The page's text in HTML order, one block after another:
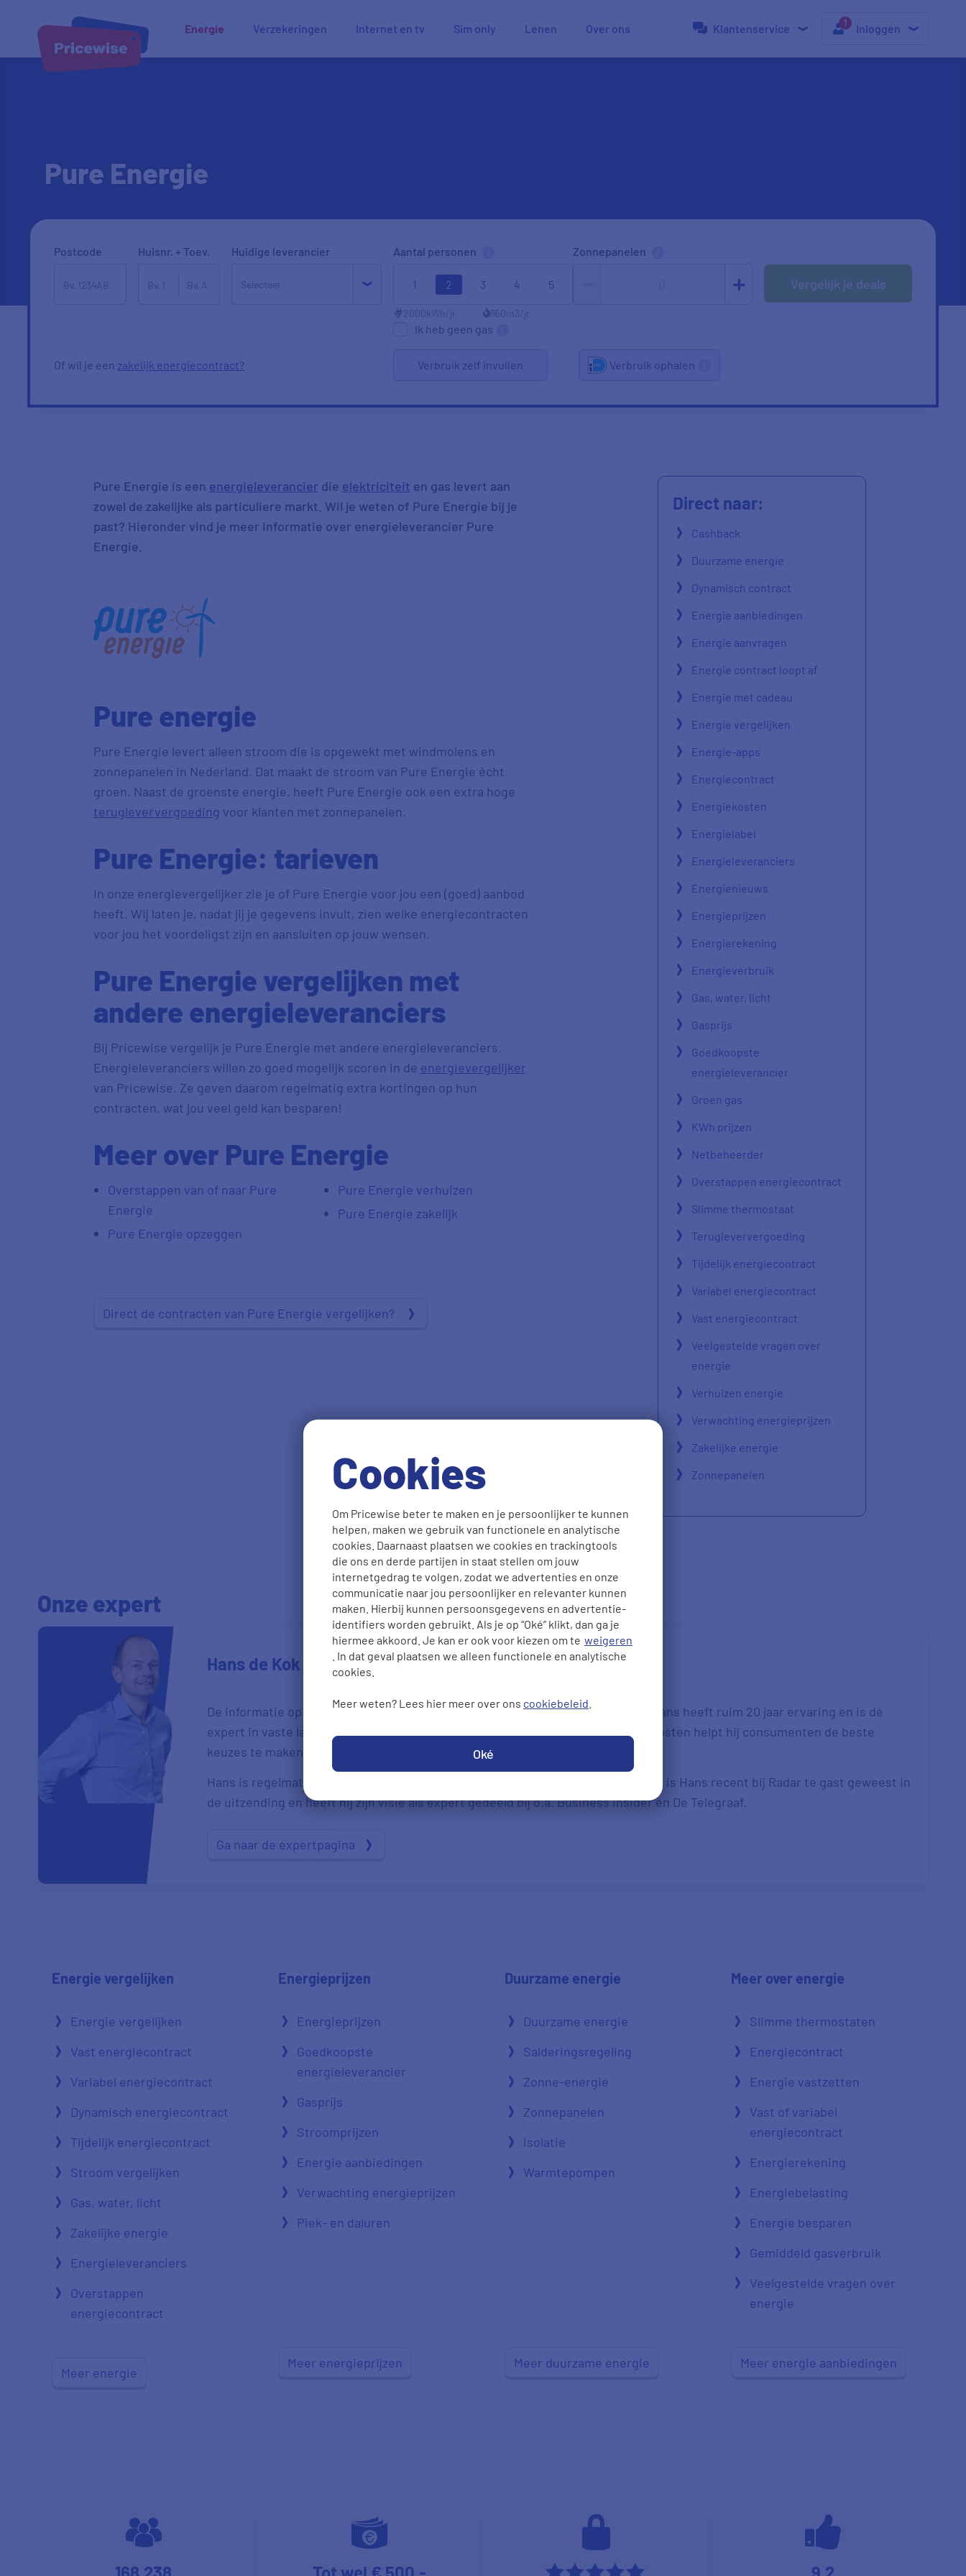
Cookies
Om Pricewise beter te maken en je persoonlijker te kunnen
helpen, maken we gebruik van functionele en analytische
cookies. Daarnaast plaatsen we cookies en trackingtools
die ons en derde partijen in staat stellen om jouw
internetgedrag te volgen, zodat we advertenties en onze
communicatie naar jou persoonlijker en relevanter kunnen
maken. Hierbij kunnen persoonsgegevens en advertentie-
identifiers worden gebruikt. Als je op “Oké” klikt, dan ga je
hiermee akkoord. Je kan er ook voor kiezen om te weigeren
. In dat geval plaatsen we alleen functionele en analytische
cookies.
Meer weten? Lees hier meer over ons cookiebeleid
Oké
Energie Verzekeringen Internet en tv Sim only Lenen Over ons Klantenservice Inloggen
Pure Energie
Postcode Huisnr. + Toev. Huidige leverancier Aantal personen
1 2 3 4 5
2000kWh/jr 950m3/jr
Zonnepanelen
Ik heb geen gas
Vergelijk je deals
Of wil je een zakelijk energiecontract? Verbruik zelf invullen Verbruik ophalen
Pure Energie is een energieleverancier die elektriciteit en gas levert aan
zowel de zakelijke als particuliere markt. Wil je weten of Pure Energie bij je
past? Hieronder vind je meer informatie over energieleverancier Pure
Energie.
Pure energie
Pure Energie levert alleen stroom die is opgewekt met windmolens en
zonnepanelen in Nederland. Dat maakt de stroom van Pure Energie écht
groen. Naast de groenste energie, heeft Pure Energie ook een extra hoge
terugleververgoeding voor klanten met zonnepanelen.
Pure Energie: tarieven
In onze energievergelijker zie je of Pure Energie voor jou een (goed) aanbod
heeft. Wij laten je, nadat jij je gegevens invult, zien welke energiecontracten
voor jou het voordeligst zijn en aansluiten op jouw wensen.
Pure Energie vergelijken met
andere energieleveranciers
Bij Pricewise vergelijk je Pure Energie met andere energieleveranciers.
Energieleveranciers willen zo goed mogelijk scoren in de energievergelijker
van Pricewise. Ze geven daarom regelmatig extra kortingen op hun
contracten, wat jou veel geld kan besparen!
Meer over Pure Energie
Overstappen van of naar Pure
Energie
Pure Energie opzeggen
Pure Energie verhuizen
Pure Energie zakelijk
Direct de contracten van Pure Energie vergelijken?
Direct naar:
Cashback
Duurzame energie
Dynamisch contract
Energie aanbiedingen
Energie aanvragen
Energie contract loopt af
Energie met cadeau
Energie vergelijken
Energie-apps
Energiecontract
Energiekosten
Energielabel
Energieleveranciers
Energienieuws
Energieprijzen
Energierekening
Energieverbruik
Gas, water, licht
Gasprijs
Goedkoopste
energieleverancier
Groen gas
KWh prijzen
Netbeheerder
Overstappen energiecontract
Slimme thermostaat
Terugleververgoeding
Tijdelijk energiecontract
Variabel energiecontract
Vast energiecontract
Veelgestelde vragen over
energie
Verhuizen energie
Verwachting energieprijzen
Zakelijke energie
Zonnepanelen
Onze expert
Hans de Kok
De informatie op deze pagina is gecontroleerd door onze expert Hans de Kok. Hans heeft ruim 20 jaar ervaring en is dé
expert in vaste lasten. Met zijn kennis over energie, verzekeringen en andere kosten helpt hij consumenten de beste
keuzes te maken.
Hans is regelmatig te gast bij verschillende media om zijn expertise te delen. Zo is Hans recent bij Radar te gast geweest in
de uitzending en heeft hij zijn visie als expert gedeeld bij o.a. Business Insider en De Telegraaf.
Ga naar de expertpagina
Energie vergelijken
Energie vergelijken
Vast energiecontract
Variabel energiecontract
Dynamisch energiecontract
Tijdelijk energiecontract
Stroom vergelijken
Gas, water, licht
Zakelijke energie
Energieleveranciers
Overstappen
energiecontract
Meer energie
Energieprijzen
Energieprijzen
Goedkoopste
energieleverancier
Gasprijs
Stroomprijzen
Energie aanbiedingen
Verwachting energieprijzen
Piek- en daluren
Meer energieprijzen
Duurzame energie
Duurzame energie
Salderingsregeling
Zonne-energie
Zonnepanelen
Isolatie
Warmtepompen
Meer duurzame energie
Meer over energie
Slimme thermostaten
Energiecontract
Energie vastzetten
Vast of variabel
energiecontract
Energierekening
Energiebelasting
Energie besparen
Gemiddeld gasverbruik
Veelgestelde vragen over
energie
Meer energie aanbiedingen
*****